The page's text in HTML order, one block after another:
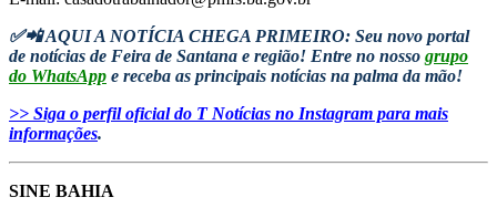
✅📲 AQUI A NOTÍCIA CHEGA PRIMEIRO: Seu novo portal
de notícias de Feira de Santana e região! Entre no nosso grupo
do WhatsApp e receba as principais notícias na palma da mão!
>> Siga o perfil oficial do T Notícias no Instagram para mais
informações.
SINE BAHIA